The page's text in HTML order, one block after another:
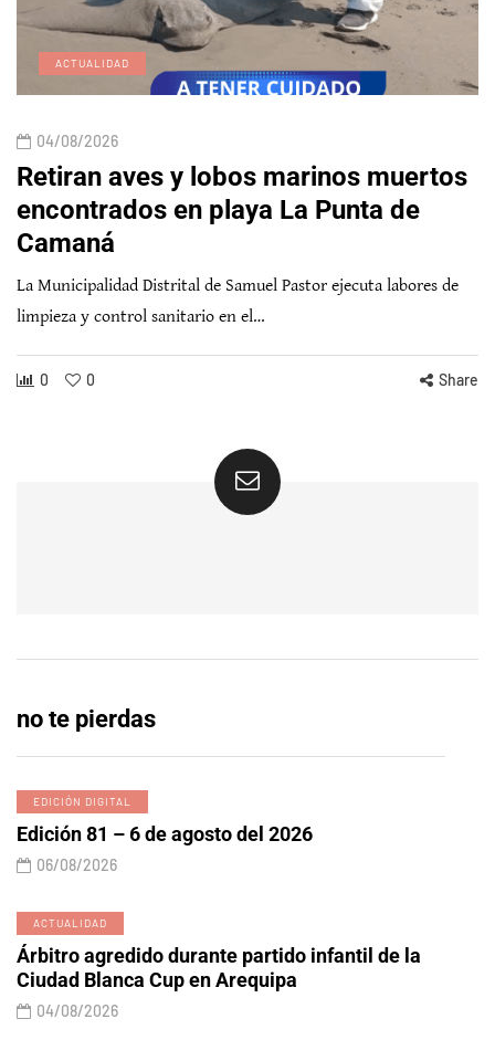
ACTUALIDAD
04/08/2026
Retiran aves y lobos marinos muertos
encontrados en playa La Punta de
Camaná
La Municipalidad Distrital de Samuel Pastor ejecuta labores de
limpieza y control sanitario en el…
0 0 Share
no te pierdas
EDICIÓN DIGITAL
Edición 81 – 6 de agosto del 2026
06/08/2026
ACTUALIDAD
Árbitro agredido durante partido infantil de la
Ciudad Blanca Cup en Arequipa
04/08/2026